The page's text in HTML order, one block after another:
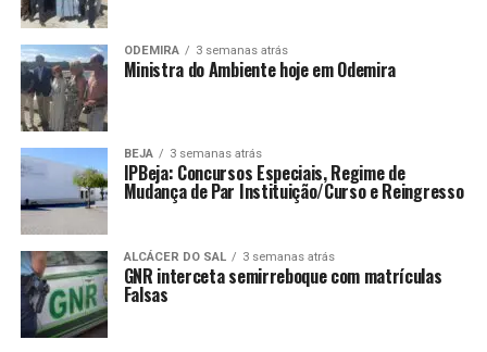
ODEMIRA 3 semanas atrás
Ministra do Ambiente hoje em Odemira
BEJA 3 semanas atrás
IPBeja: Concursos Especiais, Regime de
Mudança de Par Instituição/Curso e Reingresso
ALCÁCER DO SAL 3 semanas atrás
GNR interceta semirreboque com matrículas
Falsas